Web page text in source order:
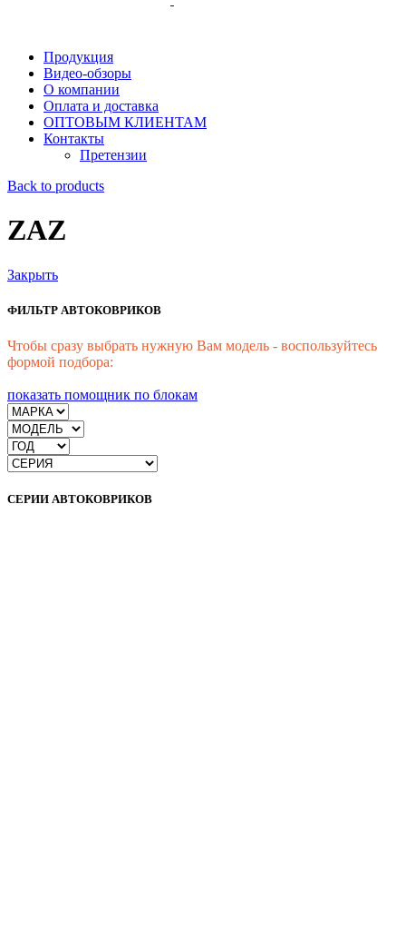
Продукция
Видео-обзоры
О компании
Оплата и доставка
ОПТОВЫМ КЛИЕНТАМ
Контакты
Претензии
Back to products
ZAZ
Закрыть
ФИЛЬТР АВТОКОВРИКОВ
Чтобы сразу выбрать нужную Вам модель - воспользуйтесь
формой подбора:
показать помощник по блокам
СЕРИИ АВТОКОВРИКОВ